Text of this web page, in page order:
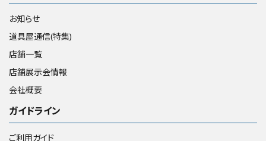
お知らせ
道具屋通信(特集)
店舗一覧
店舗展示会情報
会社概要
ガイドライン
ご利用ガイド